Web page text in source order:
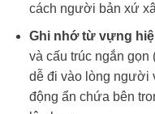
cách người bản xứ
Ghi nhớ từ vựng
và cấu trúc ngắn
dễ đi vào lòng người
động ẩn chứa bên